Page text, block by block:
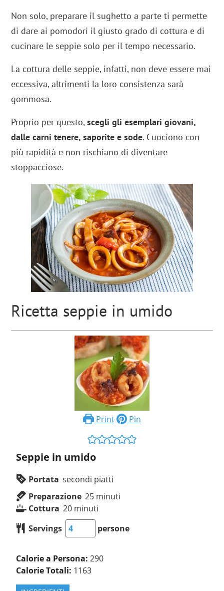
Non solo, preparare il sughetto a parte ti permette
di dare ai pomodori il giusto grado di cottura e di
cucinare le seppie solo per il tempo necessario.
La cottura delle seppie, infatti, non deve essere mai
eccessiva, altrimenti la loro consistenza sarà
gommosa.
Proprio per questo,scegli gli esemplari giovani,
dalle carni tenere, saporite e sode. Cuociono con
più rapidità e non rischiano di diventare
stoppacciose.
Ricetta seppie in umido
Print Pin
Seppie in umido
Portata secondi piatti
Preparazione 25 minuti
Cottura 20 minuti
Servings
persone
Calorie a Persona:290
Calorie Totali: 1163